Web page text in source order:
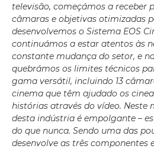
televisão, começámos a receber
câmaras e objetivas otimizadas
desenvolvemos o Sistema EOS
continuámos a estar atentos às
constante mudança do setor, e
quebrámos os limites técnicos
gama versátil, incluindo 13
cinema que têm ajudado os
histórias através do vídeo. Neste
desta indústria é empolgante –
do que nunca. Sendo uma das
desenvolve as três componentes